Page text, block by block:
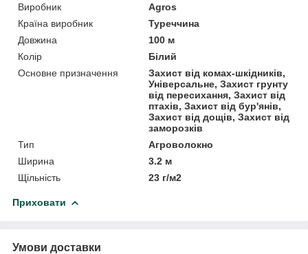
Виробник
Agros
Країна виробник
Туреччина
Довжина
100 м
Колір
Білий
Основне призначення
Захист від комах-шкідників,
Універсальне, Захист грунту
від пересихання, Захист від
птахів, Захист від бур'янів,
Захист від дощів, Захист від
заморозків
Тип
Агроволокно
Ширина
3.2 м
Щільність
23 г/м2
Приховати
Умови доставки